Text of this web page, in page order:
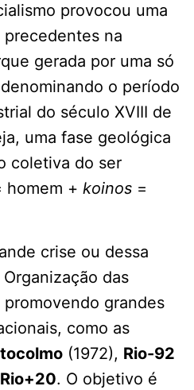
provocou uma
na
gerada por uma só
o período
do século XVIII de
uma fase geológica
coletiva do ser
homem + koinos =
crise ou dessa
das
grandes
como as
(1972), Rio-92
Rio+20. O objetivo é